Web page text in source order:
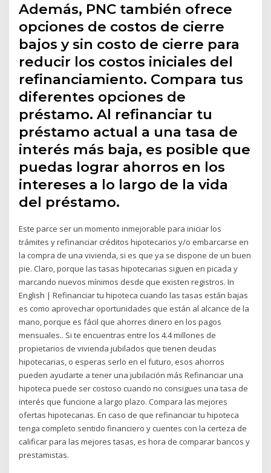
Además, PNC también ofrece
opciones de costos de cierre
bajos y sin costo de cierre para
reducir los costos iniciales del
refinanciamiento. Compara tus
diferentes opciones de
préstamo. Al refinanciar tu
préstamo actual a una tasa de
interés más baja, es posible que
puedas lograr ahorros en los
intereses a lo largo de la vida
del préstamo.
Este parce ser un momento inmejorable para iniciar los
trámites y refinanciar créditos hipotecarios y/o embarcarse en
la compra de una vivienda, si es que ya se dispone de un buen
pie. Claro, porque las tasas hipotecarias siguen en picada y
marcando nuevos mínimos desde que existen registros. In
English | Refinanciar tu hipoteca cuando las tasas están bajas
es como aprovechar oportunidades que están al alcance de la
mano, porque es fácil que ahorres dinero en los pagos
mensuales.. Si te encuentras entre los 4.4 millones de
propietarios de vivienda jubilados que tienen deudas
hipotecarias, o esperas serlo en el futuro, esos ahorros
pueden ayudarte a tener una jubilación más Refinanciar una
hipoteca puede ser costoso cuando no consigues una tasa de
interés que funcione a largo plazo. Compara las mejores
ofertas hipotecarias. En caso de que refinanciar tu hipoteca
tenga completo sentido financiero y cuentes con la certeza de
calificar para las mejores tasas, es hora de comparar bancos y
prestamistas.